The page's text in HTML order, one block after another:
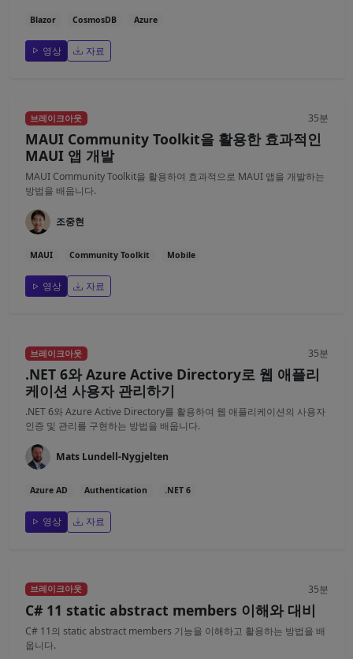
Blazor CosmosDB Azure
영상 자료
브레이크아웃 35분
MAUI Community Toolkit을 활용한 효과적인
MAUI 앱 개발
MAUI Community Toolkit을 활용하여 효과적으로 MAUI 앱을 개발하는
방법을 배웁니다.
조중현
MAUI Community Toolkit Mobile
영상 자료
브레이크아웃 35분
.NET 6와 Azure Active Directory로 웹 애플리
케이션 사용자 관리하기
.NET 6와 Azure Active Directory를 활용하여 웹 애플리케이션의 사용자
인증 및 관리를 구현하는 방법을 배웁니다.
Mats Lundell-Nygjelten
Azure AD Authentication .NET 6
영상 자료
브레이크아웃 35분
C# 11 static abstract members 이해와 대비
C# 11의 static abstract members 기능을 이해하고 활용하는 방법을 배
웁니다.